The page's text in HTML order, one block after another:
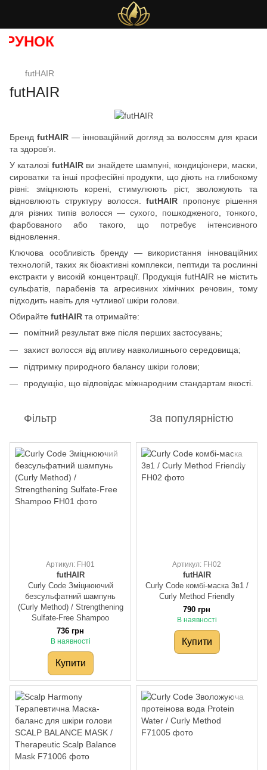
futHAIR
futHAIR
Бренд futHAIR — інноваційний догляд за волоссям для краси
та здоров’я.
У каталозі futHAIR ви знайдете шампуні, кондиціонери, маски,
сироватки та інші професійні продукти, що діють на глибокому
рівні: зміцнюють корені, стимулюють ріст, зволожують та
відновлюють структуру волосся.futHAIR пропонує рішення
для різних типів волосся — сухого, пошкодженого, тонкого,
фарбованого або такого, що потребує інтенсивного
відновлення.
Ключова особливість бренду — використання інноваційних
технологій, таких як біоактивні комплекси, пептиди та рослинні
екстракти у високій концентрації. Продукція futHAIR не містить
сульфатів, парабенів та агресивних хімічних речовин, тому
підходить навіть для чутливої шкіри голови.
Обирайте futHAIR та отримайте:
помітний результат вже після перших застосувань;
захист волосся від впливу навколишнього середовища;
підтримку природного балансу шкіри голови;
продукцію, що відповідає міжнародним стандартам якості.
Фільтр За популярністю
Артикул: FH01
futHAIR
Curly Code Зміцнюючий
безсульфатний шампунь
(Curly Method) / Strengthening
Sulfate-Free Shampoo
736 грн
В наявності
Купити
Артикул: FH02
futHAIR
Curly Code комбі-маска 3в1 /
Curly Method Friendly
790 грн
В наявності
Купити